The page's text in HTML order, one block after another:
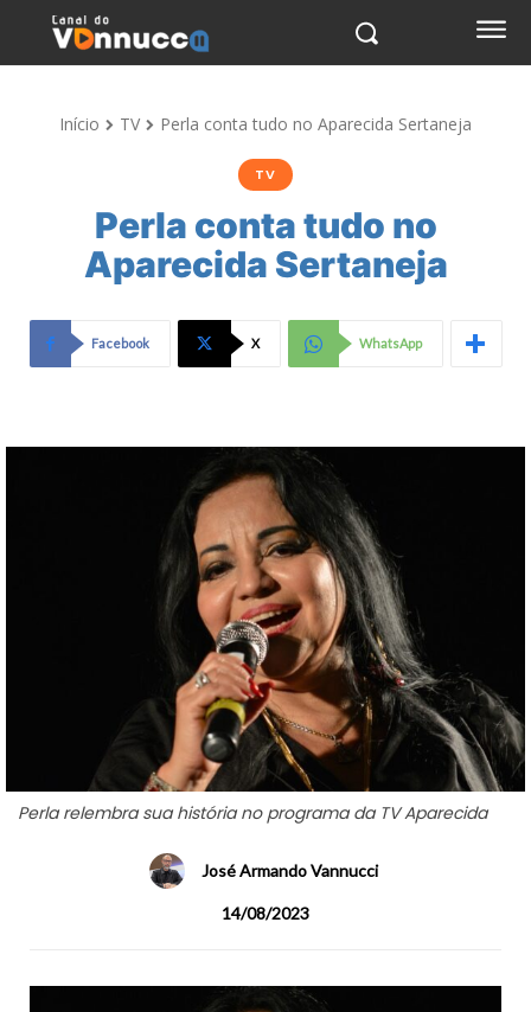
Início TV Perla conta tudo no Aparecida Sertaneja
TV
Perla conta tudo no
Aparecida Sertaneja
Facebook X WhatsApp
Perla relembra sua história no programa da TV Aparecida
José Armando Vannucci
14/08/2023